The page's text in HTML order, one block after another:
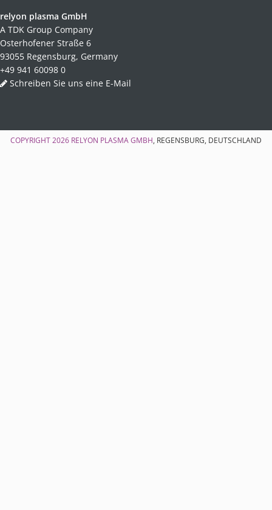
relyon plasma GmbH
A TDK Group Company
Osterhofener Straße 6
93055 Regensburg, Germany
+49 941 60098 0
Schreiben Sie uns eine E-Mail
COPYRIGHT 2026 RELYON PLASMA GMBH, REGENSBURG, DEUTSCHLAND